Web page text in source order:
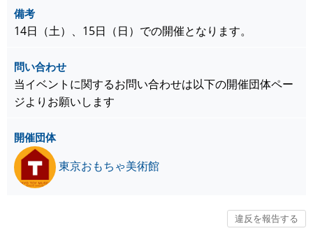
備考
14日（土）、15日（日）での開催となります。
問い合わせ
当イベントに関するお問い合わせは以下の開催団体ペー
ジよりお願いします
開催団体
東京おもちゃ美術館